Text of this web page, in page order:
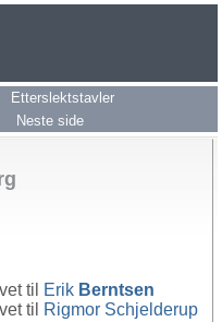
Etterslektstavler
Neste side
til
Erik Berntsen
til
Rigmor Schjelderup